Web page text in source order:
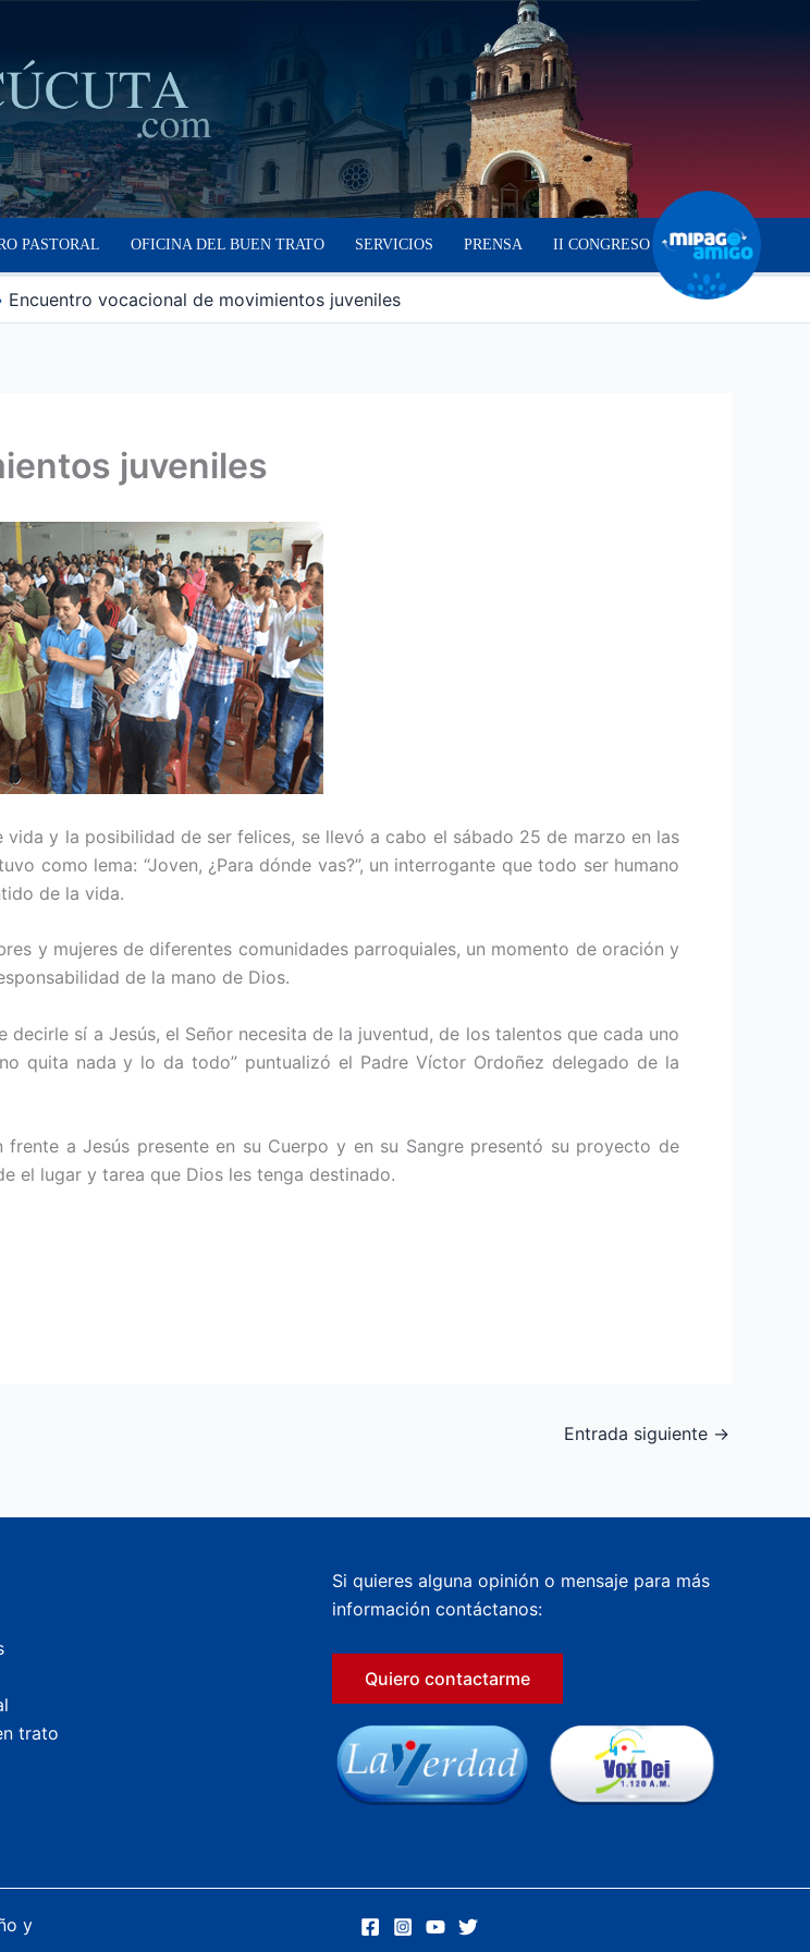
PASTORAL OFICINA DEL BUEN TRATO SERVICIOS PRENSA II CONGRESO
Encuentro vocacional de movimientos juveniles
juveniles
y la posibilidad de ser felices, se llevó a cabo el sábado 25 de marzo en las
como lema: “Joven, ¿Para dónde vas?”, un interrogante que todo ser humano
de la vida.
y mujeres de diferentes comunidades parroquiales, un momento de oración y
de la mano de Dios.
sí a Jesús, el Señor necesita de la juventud, de los talentos que cada uno
quita nada y lo da todo” puntualizó el Padre Víctor Ordoñez delegado de la
a Jesús presente en su Cuerpo y en su Sangre presentó su proyecto de
el lugar y tarea que Dios les tenga destinado.
Entrada siguiente →
trato
Si quieres alguna opinión o mensaje para más
información contáctanos:
Quiero contactarme
y